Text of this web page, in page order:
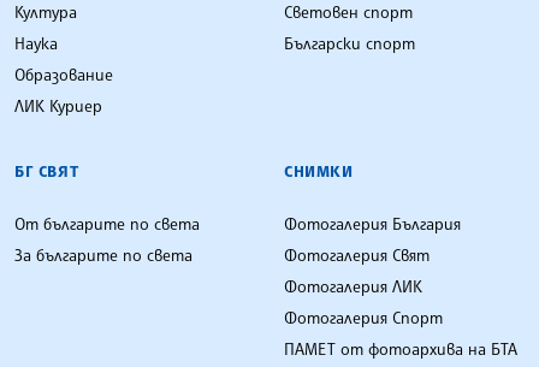
Култура
Наука
Образование
ЛИК Куриер
Световен спорт
Български спорт
БГ СВЯТ
От българите по света
За българите по света
СНИМКИ
Фотогалерия България
Фотогалерия Свят
Фотогалерия ЛИК
Фотогалерия Спорт
ПАМЕТ от фотоархива на БТА